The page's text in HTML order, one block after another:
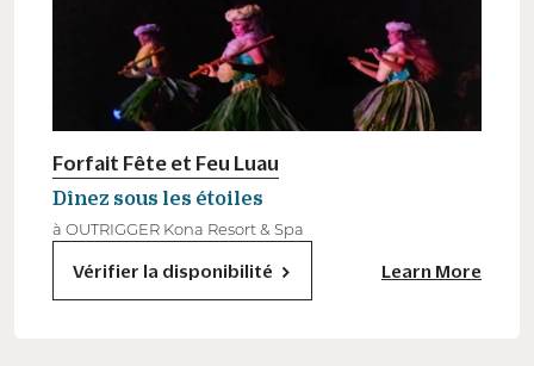
Forfait Fête et Feu Luau
Dînez sous les étoiles
à OUTRIGGER Kona Resort & Spa
Vérifier la disponibilité Learn More